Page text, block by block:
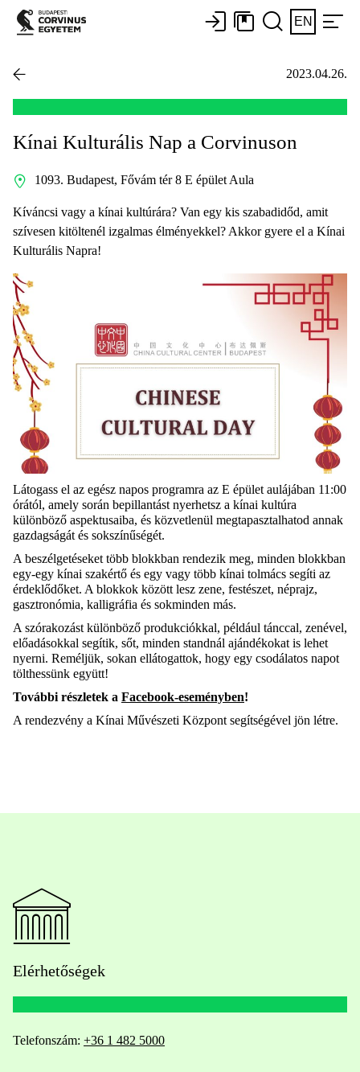
EN
2023.04.26.
Kínai Kulturális Nap a Corvinuson
1093. Budapest, Fővám tér 8 E épület Aula
Kíváncsi vagy a kínai kultúrára? Van egy kis szabadidőd, amit
szívesen kitöltenél izgalmas élményekkel? Akkor gyere el a Kínai
Kulturális Napra!
Látogass el az egész napos programra az E épület aulájában 11:00
órától, amely során bepillantást nyerhetsz a kínai kultúra
különböző aspektusaiba, és közvetlenül megtapasztalhatod annak
gazdagságát és sokszínűségét.
A beszélgetéseket több blokkban rendezik meg, minden blokkban
egy-egy kínai szakértő és egy vagy több kínai tolmács segíti az
érdeklődőket. A blokkok között lesz zene, festészet, néprajz,
gasztronómia, kalligráfia és sokminden más.
A szórakozást különböző produkciókkal, például tánccal, zenével,
előadásokkal segítik, sőt, minden standnál ajándékokat is lehet
nyerni. Reméljük, sokan ellátogattok, hogy egy csodálatos napot
tölthessünk együtt!
További részletek a Facebook-eseményben!
A rendezvény a Kínai Művészeti Központ segítségével jön létre.
Elérhetőségek
Telefonszám: +36 1 482 5000